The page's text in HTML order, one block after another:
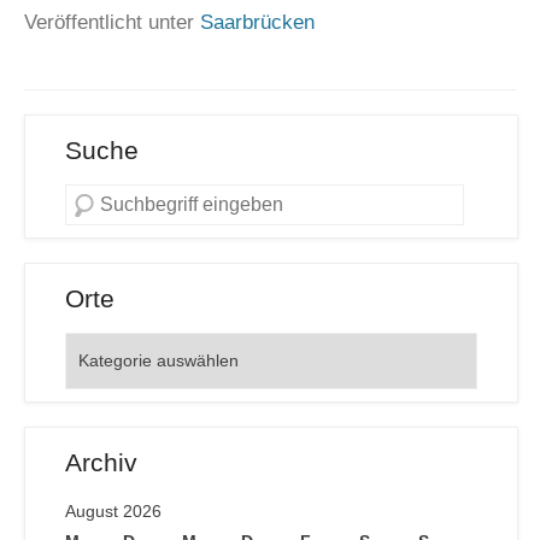
Veröffentlicht unter Saarbrücken
Suche
Orte
Archiv
August 2026